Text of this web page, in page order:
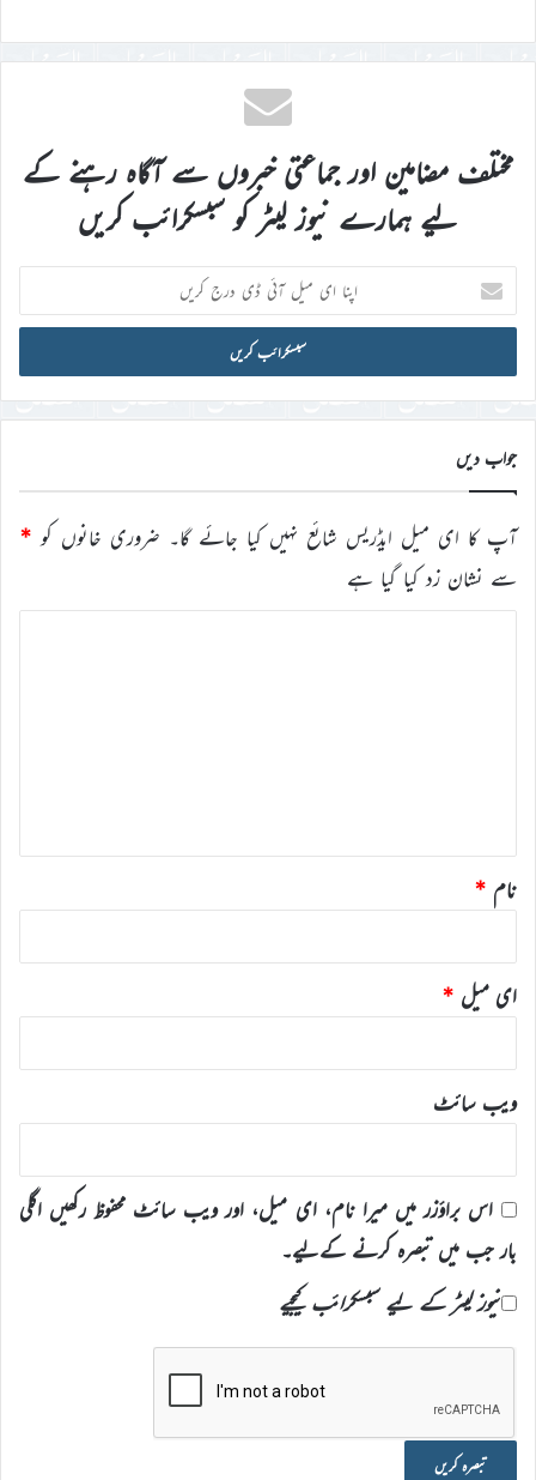
مختلف مضامین اور جماعتی خبروں سے آگاہ رہنے کے
لیے ہمارے نیوز لیٹر کو سبسکرائب کریں
اپنا
ای
میل
ڈی
درج
کریں
جواب دیں
آپ کا ای میل ایڈریس شائع نہیں کیا جائے گا۔ ضروری خانوں کو *
سے نشان زد کیا گیا ہے
نام *
ای میل *
ویب‌ سائٹ
اس براؤزر میں میرا نام، ای میل، اور ویب سائٹ محفوظ رکھیں اگلی
بار جب میں تبصرہ کرنے کےلیے۔
نیوز لیٹر کے لیے سبسکرائب کیجیے